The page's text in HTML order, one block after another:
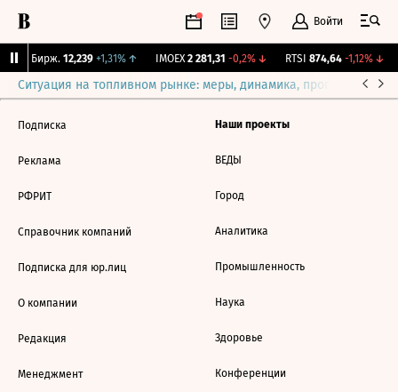
Войти
CNY Бирж. 12,239 +1,31%↑ IMOEX 2 281,31 -0,2%↓ RTSI 874,64 -1,12%↓
Ситуация на топливном рынке: меры, динамика, прогнозы
Подписка
Реклама
РФРИТ
Справочник компаний
Подписка для юр.лиц
О компании
Редакция
Менеджмент
Наши проекты
ВЕДЫ
Город
Аналитика
Промышленность
Наука
Здоровье
Конференции